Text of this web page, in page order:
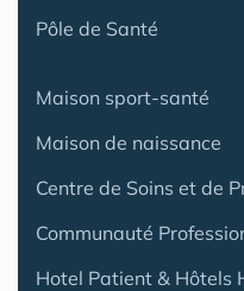
Pôle de Santé
Maison sport-santé
Maison de naissance
Centre de Soins et de
Communauté
Hotel Patient & Hôtels